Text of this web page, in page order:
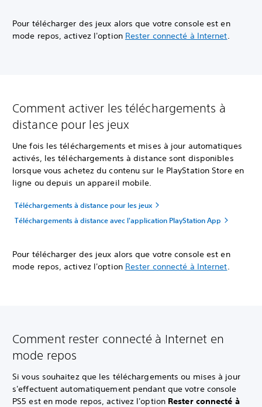
Pour télécharger des jeux alors que votre console est en
mode repos, activez l'option Rester connecté à Internet.
Comment activer les téléchargements à
distance pour les jeux
Une fois les téléchargements et mises à jour automatiques
activés, les téléchargements à distance sont disponibles
lorsque vous achetez du contenu sur le PlayStation Store en
ligne ou depuis un appareil mobile.
Téléchargements à distance pour les jeux
Téléchargements à distance avec l'application PlayStation App
Pour télécharger des jeux alors que votre console est en
mode repos, activez l'option Rester connecté à Internet.
Comment rester connecté à Internet en
mode repos
Si vous souhaitez que les téléchargements ou mises à jour
s'effectuent automatiquement pendant que votre console
PS5 est en mode repos, activez l'option Rester connecté à